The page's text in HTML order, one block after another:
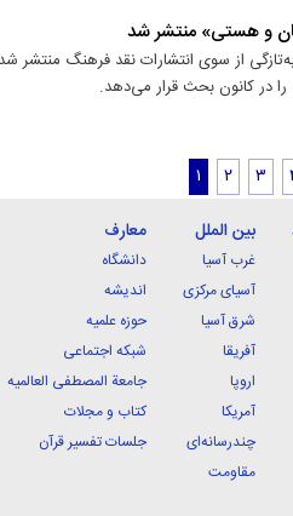
و هستی» منتشر شد
از سوی انتشارات نقد فرهنگ منتشر
در کانون بحث قرار می‌دهد.
۱ ۲ ۳
بین الملل
غرب آسیا
آسیای مرکزی
شرق آسیا
آفریقا
اروپا
آمریکا
چندرسانه‌ای
مقاومت
معارف
دانشگاه
اندیشه
حوزه علمیه
شبکه اجتماعی
جامعة المصطفی العالمیه
کتاب و مجلات
جلسات تفسیر قرآن